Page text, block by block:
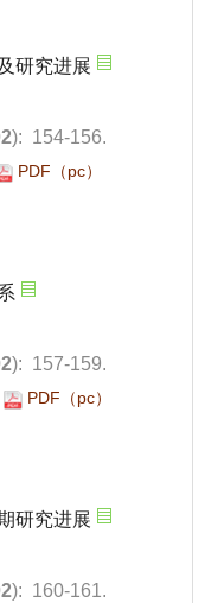
): 154-156.
): 157-159.
): 160-161.